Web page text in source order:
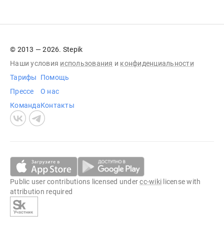
© 2013 — 2026. Stepik
Наши условия использования и конфиденциальности
Тарифы
Прессе
Команда
Помощь
О нас
Контакты
Public user contributions licensed undercc-wiki license with
attribution required